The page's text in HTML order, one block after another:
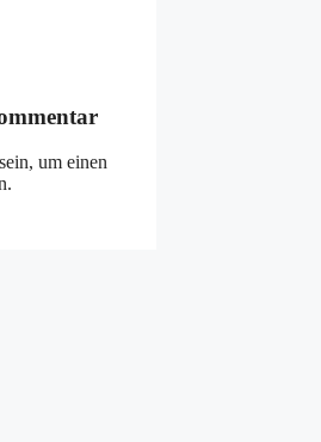
sein, um einen